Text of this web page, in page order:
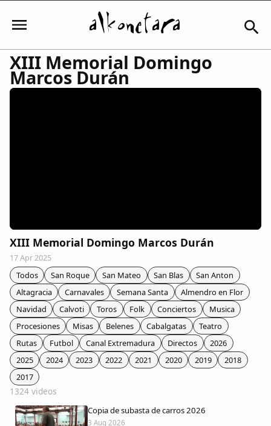
Iniciar sesión
Comunidad
Colaboradores
AlkoTV
Biblioteca
Periódico Alconétar
Foros
XIII Memorial Domingo
Marcos Durán
XIII Memorial Domingo Marcos Durán
17 Apr 2025
Todos
San Roque San Mateo San Blas
San Anton
Altagracia
Carnavales Semana Santa
Almendro en Flor
Navidad
Calvoti Toros Folk Conciertos
Musica
Procesiones
Misas Belenes Cabalgatas
Teatro
Rutas
Futbol Canal Extremadura Directos
2026
2025
2024 2023 2022 2021 2020 2019
2018
2017
1324 videos
Copia de subasta de carros 2026
3 Aug 2026